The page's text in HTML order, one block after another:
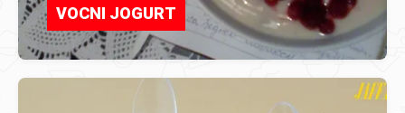
VOCNI JOGURT